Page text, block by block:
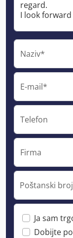
Naziv*
E-mail*
Telefon
Firma
Poštanski
Ja sam
Dobijte